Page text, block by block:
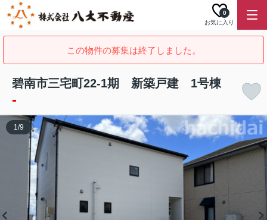
お気に入り
0
この物件の募集は終了しました。
碧南市三宅町22-1期 新築戸建 1号棟
-
1/9